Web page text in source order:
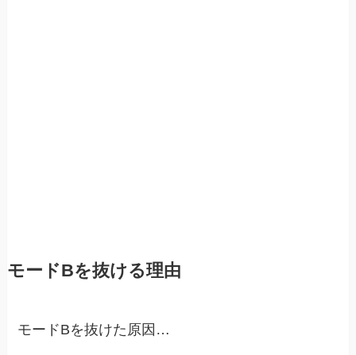
モードBを抜ける理由
モードBを抜けた原因…